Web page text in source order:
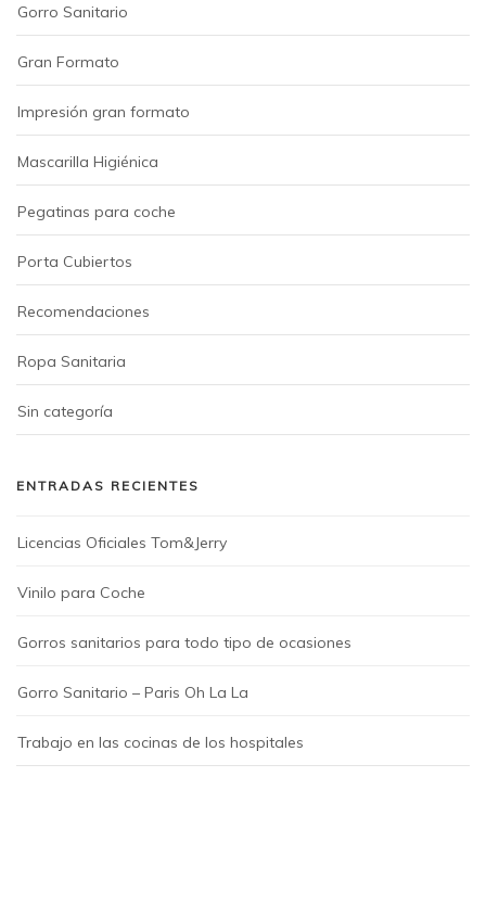
Gorro Sanitario
Gran Formato
Impresión gran formato
Mascarilla Higiénica
Pegatinas para coche
Porta Cubiertos
Recomendaciones
Ropa Sanitaria
Sin categoría
ENTRADAS RECIENTES
Licencias Oficiales Tom&Jerry
Vinilo para Coche
Gorros sanitarios para todo tipo de ocasiones
Gorro Sanitario – Paris Oh La La
Trabajo en las cocinas de los hospitales